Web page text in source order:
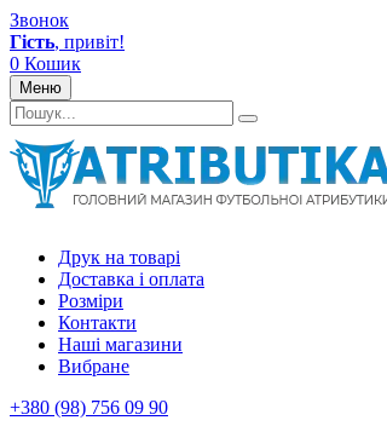
Звонок
Гість, привіт!
0 Кошик
Меню
Друк на товарі
Доставка і оплата
Розміри
Контакти
Наші магазини
Вибране
+380 (98) 756 09 90